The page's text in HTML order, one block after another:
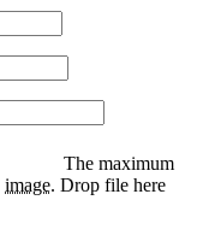
The maximum
image. Drop file here